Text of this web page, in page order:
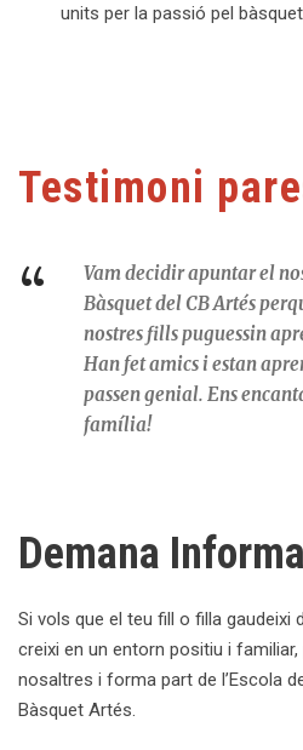
units per la passió pel
Testimoni
“
Vam decidir apuntar el
Bàsquet del CB Artés
nostres fills puguessin
Han fet amics i estan
passen genial. Ens
família!
Demana
Si vols que el teu fill o filla gaudeixi
creixi en un entorn positiu i
nosaltres i forma part de l’Escola
Bàsquet Artés.